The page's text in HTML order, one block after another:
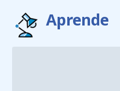
Aprende